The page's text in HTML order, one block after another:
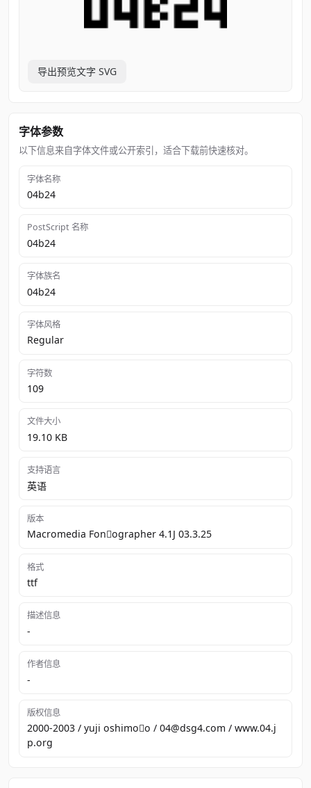
导出预览文字 SVG
字体参数
以下信息来自字体文件或公开索引，适合下载前快速核对。
字体名称
04b24
PostScript 名称
04b24
字体族名
04b24
字体风格
Regular
字符数
109
文件大小
19.10 KB
支持语言
英语
版本
Macromedia Fon￿ographer 4.1J 03.3.25
格式
ttf
描述信息
-
作者信息
-
版权信息
2000‐2003 / yuji oshimo￿o / 04@dsg4.com / www.04.j
p.org